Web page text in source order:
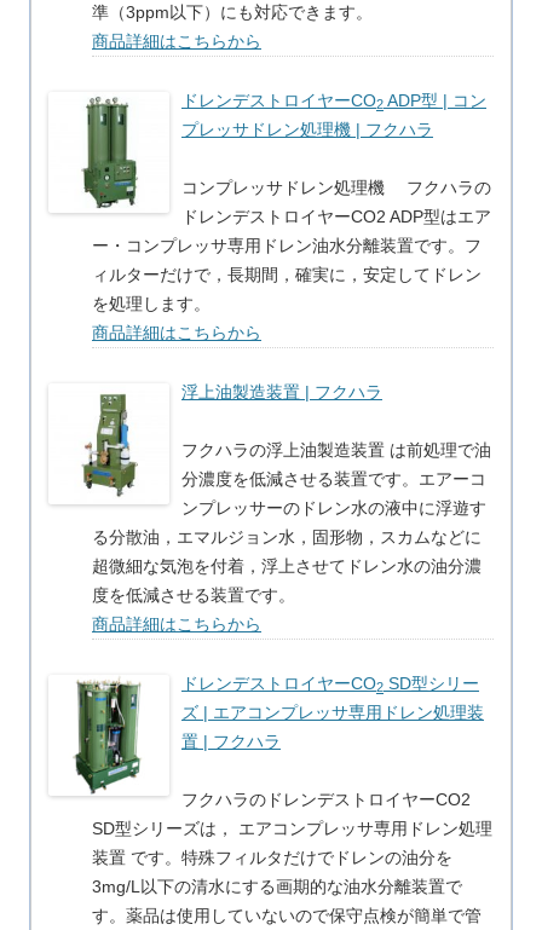
準（3ppm以下）にも対応できます。
商品詳細はこちらから
ドレンデストロイヤーCO2 ADP型 | コン
プレッサドレン処理機 | フクハラ
コンプレッサドレン処理機 フクハラの
ドレンデストロイヤーCO2 ADP型はエア
ー・コンプレッサ専用ドレン油水分離装置です。フ
ィルターだけで，長期間，確実に，安定してドレン
を処理します。
商品詳細はこちらから
浮上油製造装置 | フクハラ
フクハラの浮上油製造装置 は前処理で油
分濃度を低減させる装置です。エアーコ
ンプレッサーのドレン水の液中に浮遊す
る分散油，エマルジョン水，固形物，スカムなどに
超微細な気泡を付着，浮上させてドレン水の油分濃
度を低減させる装置です。
商品詳細はこちらから
ドレンデストロイヤーCO2 SD型シリー
ズ | エアコンプレッサ専用ドレン処理装
置 | フクハラ
フクハラのドレンデストロイヤーCO2
SD型シリーズは， エアコンプレッサ専用ドレン処理
装置 です。特殊フィルタだけでドレンの油分を
3mg/L以下の清水にする画期的な油水分離装置で
す。薬品は使用していないので保守点検が簡単で管